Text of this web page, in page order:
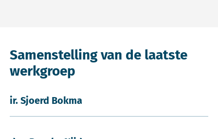
Samenstelling van de laatste
werkgroep
ir. Sjoerd Bokma